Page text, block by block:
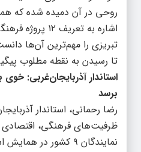
روحی در آن دمیده شده که
اشاره به تعریف
تبریزی را مهم‌ترین آن‌ها
تا رسیدن به نقطه مطلوب
استاندار آذربایجان‌غربی:
برسد
رضا رحمانی، استاندار
ظرفیت‌های فرهنگی،
نمایندگان ۹ کشور در